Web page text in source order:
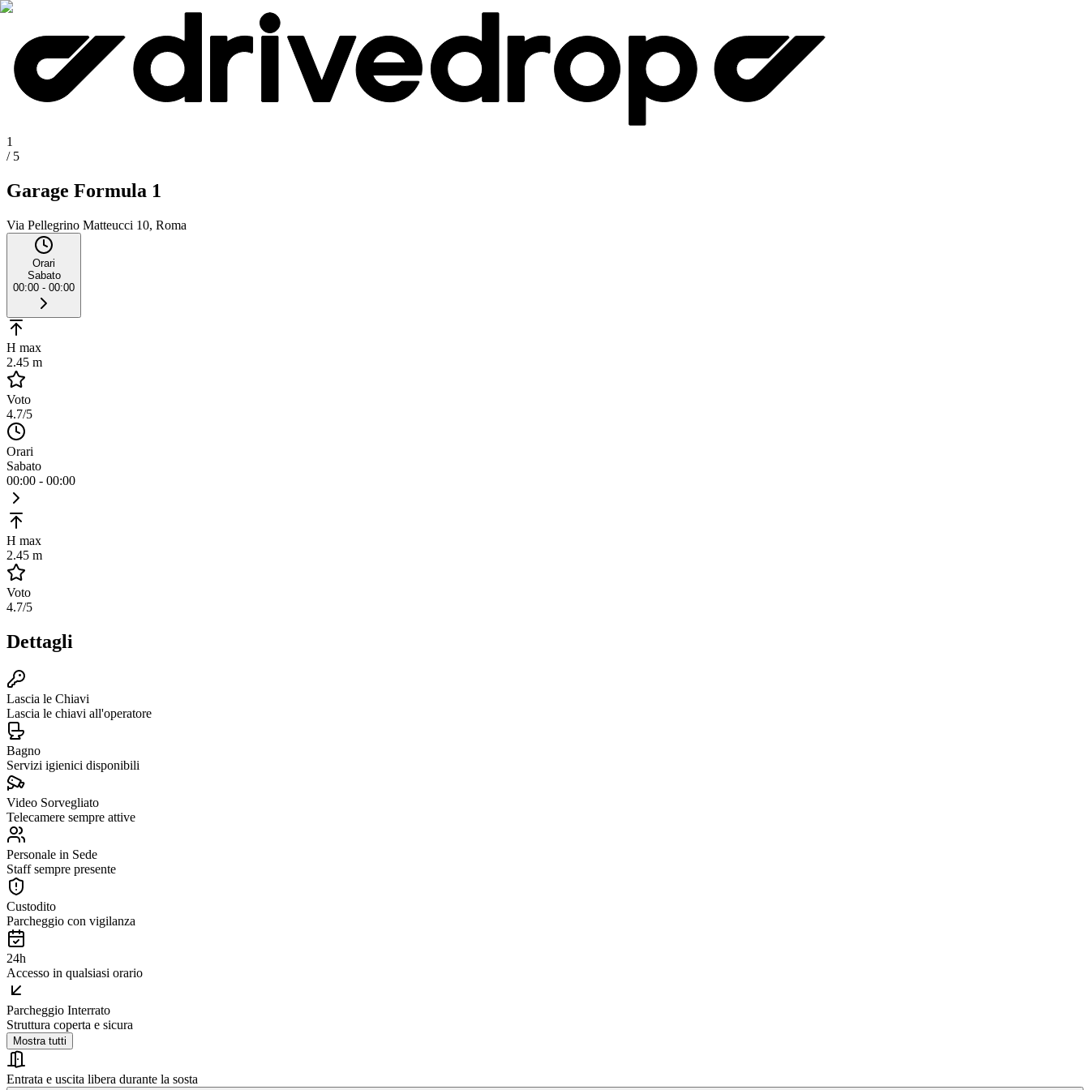
1
/ 5
Garage Formula 1
Via Pellegrino Matteucci 10, Roma
Orari
Sabato
00:00 - 00:00
H max
2.45 m
Voto
4.7/5
Orari
Sabato
00:00 - 00:00
H max
2.45 m
Voto
4.7/5
Dettagli
Lascia le Chiavi
Lascia le chiavi all'operatore
Bagno
Servizi igienici disponibili
Video Sorvegliato
Telecamere sempre attive
Personale in Sede
Staff sempre presente
Custodito
Parcheggio con vigilanza
24h
Accesso in qualsiasi orario
Parcheggio Interrato
Struttura coperta e sicura
Mostra tutti
Entrata e uscita libera durante la sosta